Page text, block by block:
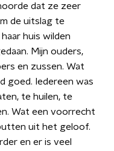
dat ze zeer
de uitslag te
huis wilden
Mijn ouders,
en zussen. Wat
goed. Iedereen was
te huilen, te
Wat een voorrecht
uit het geloof.
en er is veel